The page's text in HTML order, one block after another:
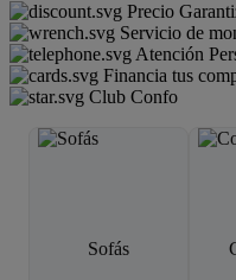
Precio
Servicio de
Atención
Financia tus
Club Confo
Sofás